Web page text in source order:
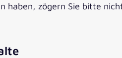
haben, zögern Sie bitte